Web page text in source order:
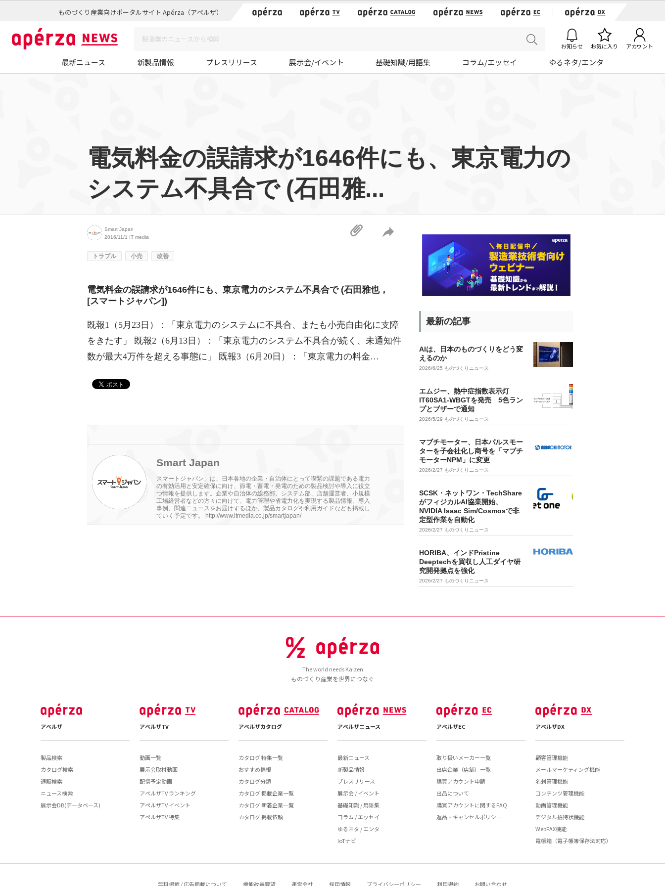
ものづくり産業向けポータルサイト Apérza（アペルザ）
お知らせ お気に入り アカウント
最新ニュース 新製品情報 プレスリリース 展示会/イベント 基礎知識/用語集 コラム/エッセイ ゆるネタ/エンタ
電気料金の誤請求が1646件にも、東京電力の
システム不具合で (石田雅...
Smart Japan
2016/11/1 IT media
トラブル 小売 改善
電気料金の誤請求が1646件にも、東京電力のシステム不具合で (石田雅也，
[スマートジャパン])
既報1（5月23日）：「東京電力のシステムに不具合、またも小売自由化に支障
をきたす」 既報2（6月13日）：「東京電力のシステム不具合が続く、未通知件
数が最大4万件を超える事態に」 既報3（6月20日）：「東京電力の料金…
Smart Japan
スマートジャパン」は、日本各地の企業・自治体にとって喫緊の課題である電力
の有効活用と安定確保に向け、節電・蓄電・発電のための製品検討や導入に役立
つ情報を提供します。企業や自治体の総務部、システム部、店舗運営者、小規模
工場経営者などの方々に向けて、電力管理や省電力化を実現する製品情報、導入
事例、関連ニュースをお届けするほか、製品カタログや利用ガイドなども掲載し
ていく予定です。 http://www.itmedia.co.jp/smartjapan/
最新の記事
AIは、日本のものづくりをどう変
えるのか
2026/6/25 ものづくりニュース
エムジー、熱中症指数表示灯
IT60SA1-WBGTを発売 5色ラン
プとブザーで通知
2026/5/29 ものづくりニュース
マブチモーター、日本パルスモー
ターを子会社化し商号を「マブチ
モーターNPM」に変更
2026/2/27 ものづくりニュース
SCSK・ネットワン・TechShare
がフィジカルAI協業開始、
NVIDIA Isaac Sim/Cosmosで非
定型作業を自動化
2026/2/27 ものづくりニュース
HORIBA、インドPristine
Deeptechを買収し人工ダイヤ研
究開発拠点を強化
2026/2/27 ものづくりニュース
The world needs Kaizen
ものづくり産業を世界につなぐ
アペルザ
製品検索
カタログ検索
通販検索
ニュース検索
展示会DB(データベース)
アペルザTV
動画一覧
展示会取材動画
配信予定動画
アペルザTV ランキング
アペルザTV イベント
アペルザTV 特集
アペルザカタログ
カタログ 特集一覧
おすすめ情報
カタログ分類
カタログ 掲載企業一覧
カタログ 新着企業一覧
カタログ 掲載依頼
アペルザニュース
最新ニュース
新製品情報
プレスリリース
展示会 / イベント
基礎知識 / 用語集
コラム / エッセイ
ゆるネタ / エンタ
IoTナビ
アペルザEC
取り扱いメーカー一覧
出店企業（店舗）一覧
購買アカウント申請
出品について
購買アカウントに関するFAQ
返品・キャンセルポリシー
アペルザDX
顧客管理機能
メールマーケティング機能
名刺管理機能
コンテンツ管理機能
動画管理機能
デジタル招待状機能
WebFAX機能
電帳箱（電子帳簿保存法対応）
無料掲載 / 広告掲載について 機能改善要望 運営会社 採用情報 プライバシーポリシー 利用規約 お問い合わせ